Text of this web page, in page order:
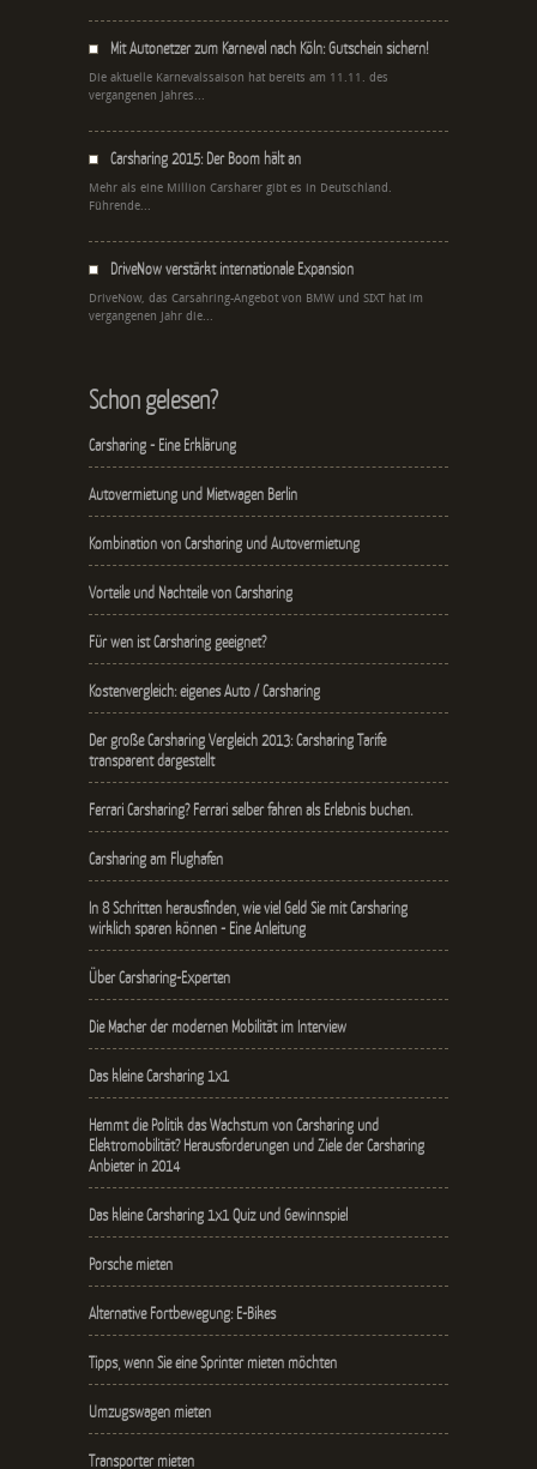
Mit Autonetzer zum Karneval nach Köln: Gutschein sichern!
Die aktuelle Karnevalssaison hat bereits am 11.11. des
vergangenen Jahres...
Carsharing 2015: Der Boom hält an
Mehr als eine Million Carsharer gibt es in Deutschland.
Führende...
DriveNow verstärkt internationale Expansion
DriveNow, das Carsahring-Angebot von BMW und SIXT hat im
vergangenen Jahr die...
Schon gelesen?
Carsharing - Eine Erklärung
Autovermietung und Mietwagen Berlin
Kombination von Carsharing und Autovermietung
Vorteile und Nachteile von Carsharing
Für wen ist Carsharing geeignet?
Kostenvergleich: eigenes Auto / Carsharing
Der große Carsharing Vergleich 2013: Carsharing Tarife
transparent dargestellt
Ferrari Carsharing? Ferrari selber fahren als Erlebnis buchen.
Carsharing am Flughafen
In 8 Schritten herausfinden, wie viel Geld Sie mit Carsharing
wirklich sparen können - Eine Anleitung
Über Carsharing-Experten
Die Macher der modernen Mobilität im Interview
Das kleine Carsharing 1x1
Hemmt die Politik das Wachstum von Carsharing und
Elektromobilität? Herausforderungen und Ziele der Carsharing
Anbieter in 2014
Das kleine Carsharing 1x1 Quiz und Gewinnspiel
Porsche mieten
Alternative Fortbewegung: E-Bikes
Tipps, wenn Sie eine Sprinter mieten möchten
Umzugswagen mieten
Transporter mieten